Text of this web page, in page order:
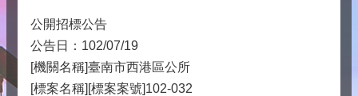
公開招標公告
公告日：102/07/19
[機關名稱]臺南市西港區公所
[標案名稱][標案案號]102-032